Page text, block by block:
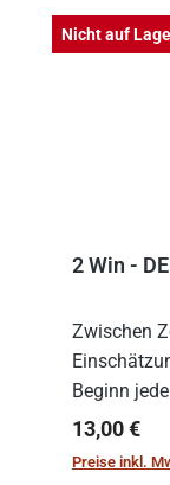
Nicht auf
2 Win - DE
Zwischen
Beginn
Spielenden
gilt. Doch
Regulärer
13,00 €
Preise inkl.